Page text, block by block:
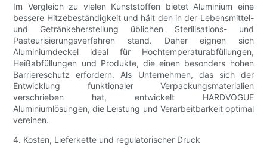
Im Vergleich zu vielen Kunststoffen bietet Aluminium eine
bessere Hitzebeständigkeit und hält den in der Lebensmittel-
und Getränkeherstellung üblichen Sterilisations- und
Pasteurisierungsverfahren stand. Daher eignen sich
Aluminiumdeckel ideal für Hochtemperaturabfüllungen,
Heißabfüllungen und Produkte, die einen besonders hohen
Barriereschutz erfordern. Als Unternehmen, das sich der
Entwicklung funktionaler Verpackungsmaterialien
verschrieben hat, entwickelt HARDVOGUE
Aluminiumlösungen, die Leistung und Verarbeitbarkeit optimal
vereinen.
4. Kosten, Lieferkette und regulatorischer Druck